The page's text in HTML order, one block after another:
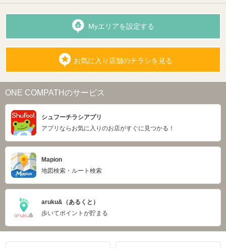
Myエリアを設定する
お気に入り店舗のチラシを見る
ONE COMPATHのサービス
シュフーチラシアプリ
アプリならお気に入りのお店がすぐに見つかる！
Mapion
地図検索・ルート検索
aruku&（あるくと）
歩いてポイントが貯まる